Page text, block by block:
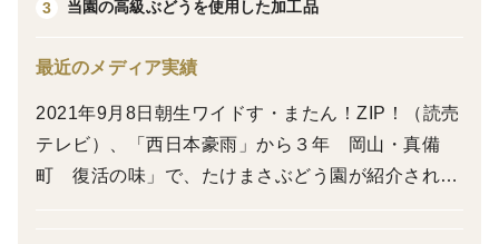
3
当園の高級ぶどうを使用した加工品
最近のメディア実績
2021年9月8日朝生ワイドす・またん！ZIP！（読売
テレビ）、「西日本豪雨」から３年 岡山・真備
町 復活の味」で、たけまさぶどう園が紹介されま